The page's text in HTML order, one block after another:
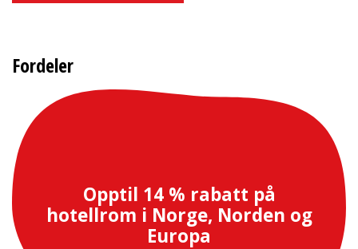
Fordeler
Opptil 14 % rabatt på
hotellrom i Norge, Norden og
Europa